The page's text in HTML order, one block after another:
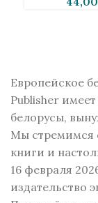
Европейское
Publisher
белорусы,
Мы стремимся
книги и
16 февраля
издательство